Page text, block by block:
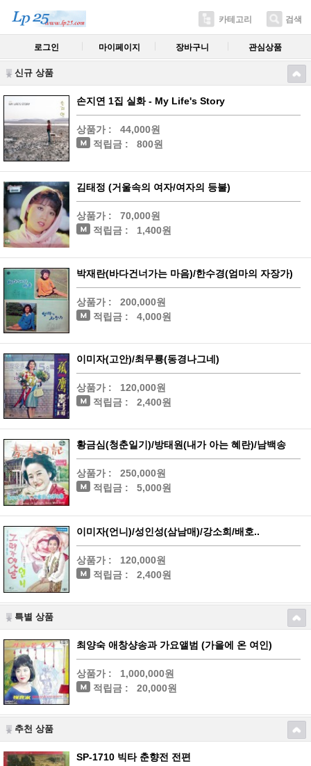
카테고리 검색
로그인 마이페이지 장바구니 관심상품
신규 상품
손지연 1집 실화 - My Life's Story
상품가 :
44,000원
적립금 :
800원
김태정 (거울속의 여자/여자의 등불)
상품가 :
70,000원
적립금 :
1,400원
박재란(바다건너가는 마음)/한수경(엄마의 자장가)
상품가 :
200,000원
적립금 :
4,000원
이미자(고안)/최무룡(동경나그네)
상품가 :
120,000원
적립금 :
2,400원
황금심(청춘일기)/방태원(내가 아는 혜란)/남백송
상품가 :
250,000원
적립금 :
5,000원
이미자(언니)/성인성(삼남매)/강소희/배호..
상품가 :
120,000원
적립금 :
2,400원
특별 상품
최양숙 애창샹송과 가요앨범 (가을에 온 여인)
상품가 :
1,000,000원
적립금 :
20,000원
추천 상품
SP-1710 빅타 춘향전 전편